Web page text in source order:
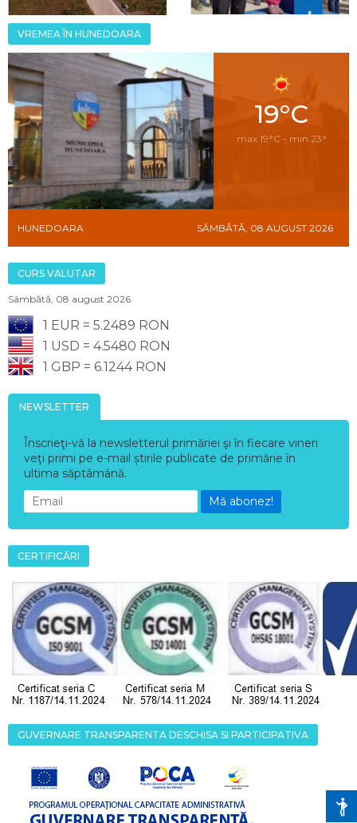
VREMEA ÎN HUNEDOARA
19°C
max 19°C - min 23°
HUNEDOARA SÂMBĂTĂ, 08 AUGUST 2026
CURS VALUTAR
Sâmbătă, 08 august 2026
1 EUR = 5.2489 RON
1 USD = 4.5480 RON
1 GBP = 6.1244 RON
NEWSLETTER
Înscrieţi-vă la newsletterul primăriei şi în fiecare vineri
veţi primi pe e-mail știrile publicate de primărie în
ultima săptâmână.
Mă abonez!
CERTIFICĂRI
GUVERNARE TRANSPARENTA DESCHISA SI PARTICIPATIVA